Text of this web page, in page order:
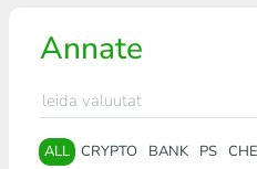
Annate
ALL CRYPTO BANK PS